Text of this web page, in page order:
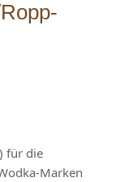
für die
Marken